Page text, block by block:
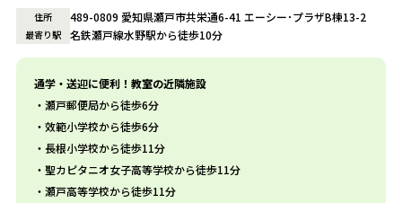
住所 489-0809 愛知県瀬戸市共栄通6-41 エーシー･プラザB棟13-2
最寄り駅 名鉄瀬戸線水野駅から徒歩10分
通学・送迎に便利！教室の近隣施設
瀬戸郵便局から徒歩6分
效範小学校から徒歩6分
長根小学校から徒歩11分
聖カピタニオ女子高等学校から徒歩11分
瀬戸高等学校から徒歩11分